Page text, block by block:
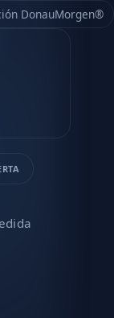
DonauMorgen®